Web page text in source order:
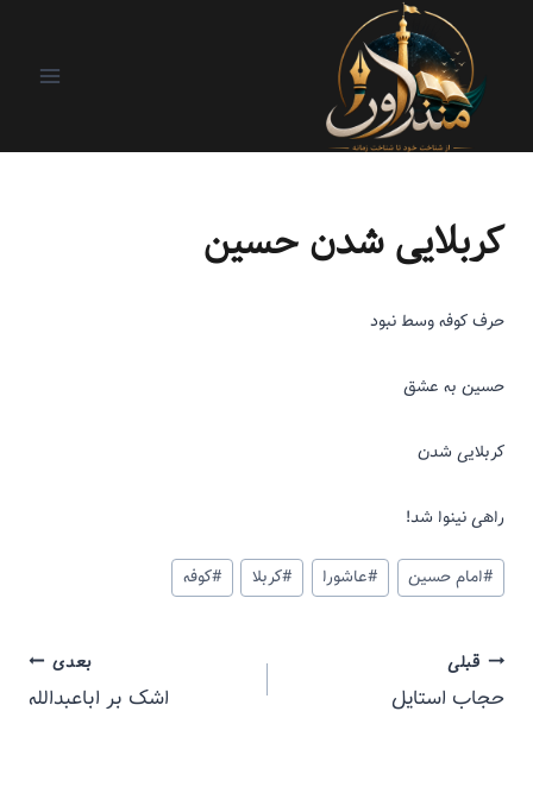
کربلایی شدن حسین
حرف کوفه وسط نبود
حسین به عشق
کربلایی شدن
راهی نینوا شد!
#امام حسین #عاشورا #کربلا #کوفه
قبلی
حجاب استایل
بعدی
اشک بر اباعبدالله